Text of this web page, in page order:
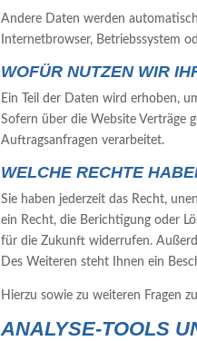
Andere Daten werden
Internetbrowser, Betriebssystem
WOFÜR NUTZEN WIR
Ein Teil der Daten wird erhoben,
Sofern über die Website Verträge
Auftragsanfragen verarbeitet.
WELCHE RECHTE
Sie haben jederzeit das Recht,
ein Recht, die Berichtigung oder
für die Zukunft widerrufen.
Des Weiteren steht Ihnen ein
Hierzu sowie zu weiteren Fragen
ANALYSE-TOOLS